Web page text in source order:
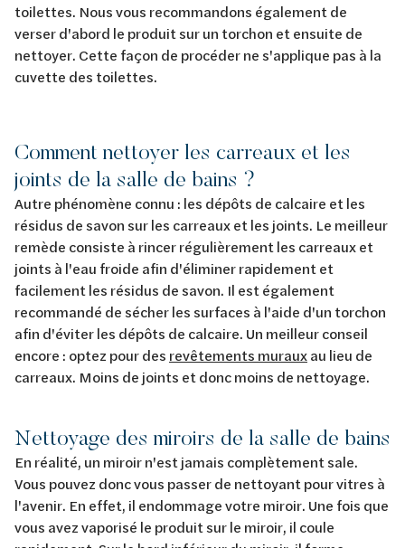
toilettes. Nous vous recommandons également de
verser d'abord le produit sur un torchon et ensuite de
nettoyer. Cette façon de procéder ne s'applique pas à la
cuvette des toilettes.
Comment nettoyer les carreaux et les
joints de la salle de bains ?
Autre phénomène connu : les dépôts de calcaire et les
résidus de savon sur les carreaux et les joints. Le meilleur
remède consiste à rincer régulièrement les carreaux et
joints à l'eau froide afin d'éliminer rapidement et
facilement les résidus de savon. Il est également
recommandé de sécher les surfaces à l'aide d'un torchon
afin d'éviter les dépôts de calcaire. Un meilleur conseil
encore : optez pour des revêtements murauxau lieu de
carreaux. Moins de joints et donc moins de nettoyage.
Nettoyage des miroirs de la salle de bains
En réalité, un miroir n'est jamais complètement sale.
Vous pouvez donc vous passer de nettoyant pour vitres à
l'avenir. En effet, il endommage votre miroir. Une fois que
vous avez vaporisé le produit sur le miroir, il coule